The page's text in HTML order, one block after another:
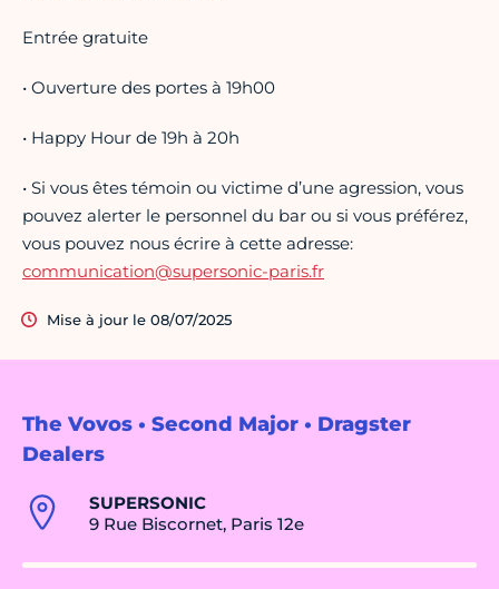
The Vovos • Second Major • Dragster
Dealers
SUPERSONIC
9 Rue Biscornet, Paris 12e
Entrée gratuite
• Ouverture des portes à 19h00
• Happy Hour de 19h à 20h
• Si vous êtes témoin ou victime d’une agression, vous
pouvez alerter le personnel du bar ou si vous préférez,
vous pouvez nous écrire à cette adresse:
communication@supersonic-paris.fr
Mise à jour le 08/07/2025